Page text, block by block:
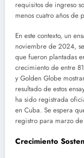
requisitos de ingreso
menos cuatro años de
En este contexto, un
noviembre de 2024,
que fueron plantadas
crecimiento de entre
y Golden Globe
resultado de estos
ha sido registrada
en Cuba. Se espera
registro para marzo
Crecimiento